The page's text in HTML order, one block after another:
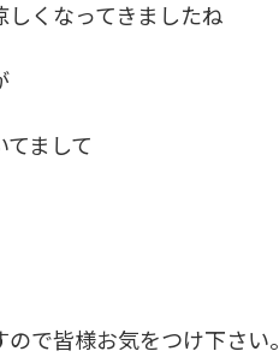
くなってきましたね
まして
で皆様お気をつけ下さい。